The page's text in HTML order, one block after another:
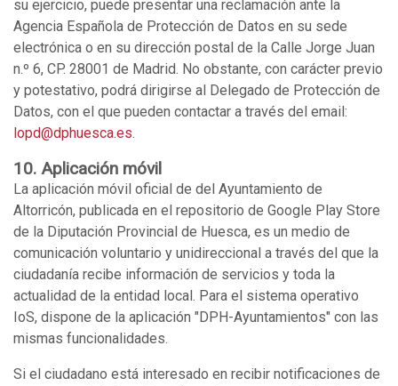
su ejercicio, puede presentar una reclamación ante la
Agencia Española de Protección de Datos en su sede
electrónica o en su dirección postal de la Calle Jorge Juan
n.º 6, CP. 28001 de Madrid. No obstante, con carácter previo
y potestativo, podrá dirigirse al Delegado de Protección de
Datos, con el que pueden contactar a través del email:
lopd@dphuesca.es.
10. Aplicación móvil
La aplicación móvil oficial de del Ayuntamiento de
Altorricón, publicada en el repositorio de Google Play Store
de la Diputación Provincial de Huesca, es un medio de
comunicación voluntario y unidireccional a través del que la
ciudadanía recibe información de servicios y toda la
actualidad de la entidad local. Para el sistema operativo
IoS, dispone de la aplicación "DPH-Ayuntamientos" con las
mismas funcionalidades.
Si el ciudadano está interesado en recibir notificaciones de